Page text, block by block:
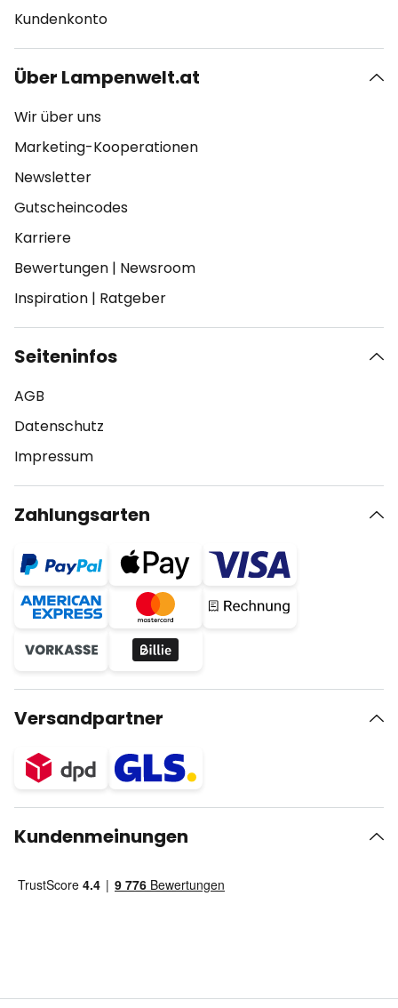
Kundenkonto
Über Lampenwelt.at
Wir über uns
Marketing-Kooperationen
Newsletter
Gutscheincodes
Karriere
Bewertungen | Newsroom
Inspiration | Ratgeber
Seiteninfos
AGB
Datenschutz
Impressum
Zahlungsarten
Versandpartner
Kundenmeinungen